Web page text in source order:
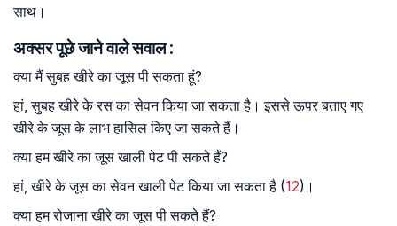
साथ।
अक्सर पूछे जाने वाले सवाल :
क्या मैं सुबह खीरे का जूस पी सकता हूं?
हां, सुबह खीरे के रस का सेवन किया जा सकता है। इससे ऊपर बताए गए
खीरे के जूस के लाभ हासिल किए जा सकते हैं।
क्या हम खीरे का जूस खाली पेट पी सकते हैं?
हां, खीरे के जूस का सेवन खाली पेट किया जा सकता है (12)।
क्या हम रोजाना खीरे का जूस पी सकते हैं?